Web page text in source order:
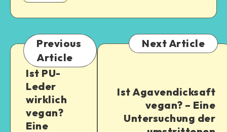
Previous
Article
Ist PU-
Leder
wirklich
vegan?
Eine
Next Article
Ist Agavendicksaft
vegan? – Eine
Untersuchung der